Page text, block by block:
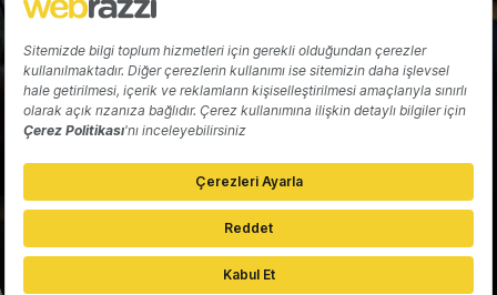
Hakkında Yazarlar
Katkıda Bulun Reklam